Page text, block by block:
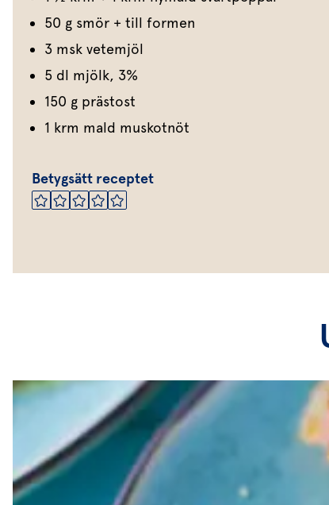
50 g smör + till formen
3 msk vetemjöl
5 dl mjölk, 3%
150 g prästost
1 krm mald muskotnöt
Betygsätt receptet